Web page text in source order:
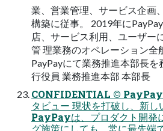
業、営業管理、サービス企画
構築に従事。 2019年に
店、サービス利用、ユーザー
管 理業務のオペレーション全
PayPayにて業務推進本部長
行役員 業務推進本部 本部長
CONFIDENTIAL © PayPay
タビュー 現状を打破し、新し
PayPayは、プロダクト開発
グ施策にしても、常に最先端